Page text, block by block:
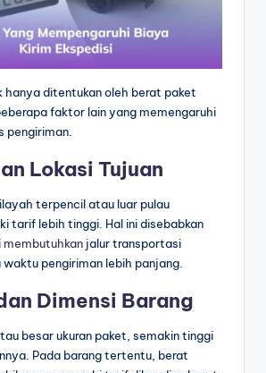
hanya ditentukan oleh berat paket
faktor lain yang memengaruhi
pengiriman.
Lokasi Tujuan
terpencil atau luar pulau
tarif lebih tinggi. Hal ini disebabkan
membutuhkan jalur transportasi
pengiriman lebih panjang.
Dimensi Barang
besar ukuran paket, semakin tinggi
Pada barang tertentu, berat